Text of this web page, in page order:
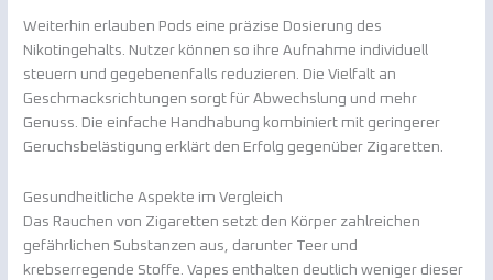
Weiterhin erlauben Pods eine präzise Dosierung des
Nikotingehalts. Nutzer können so ihre Aufnahme individuell
steuern und gegebenenfalls reduzieren. Die Vielfalt an
Geschmacksrichtungen sorgt für Abwechslung und mehr
Genuss. Die einfache Handhabung kombiniert mit geringerer
Geruchsbelästigung erklärt den Erfolg gegenüber Zigaretten.
Gesundheitliche Aspekte im Vergleich
Das Rauchen von Zigaretten setzt den Körper zahlreichen
gefährlichen Substanzen aus, darunter Teer und
krebserregende Stoffe. Vapes enthalten deutlich weniger dieser